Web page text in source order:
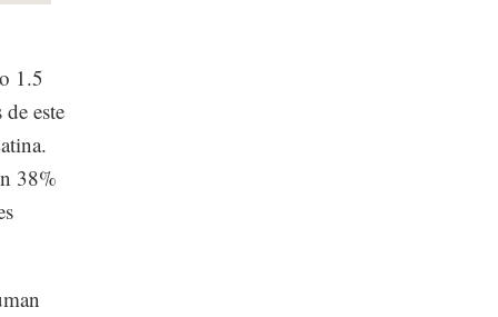
1.5
este
38%